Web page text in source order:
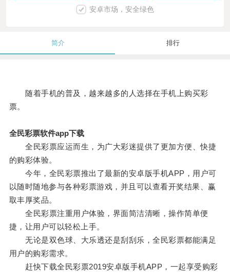
安卓市场，安全绿色
简介 排行
随着手机的普及，越来越多的人选择在手机上购买彩
票。
全民彩票软件app下载
全民彩票应运而生，为广大彩迷提供了更加方便、快捷
的购彩体验。
今年，全民彩票推出了最新的安卓版手机APP，用户可
以随时随地参与各种彩票游戏，并且可以查看开奖结果、赢
取丰厚奖品。
全民彩票注重用户体验，界面简洁清晰，操作简单便
捷，让用户可以轻松上手。
无论是双色球、大乐透还是刮刮乐，全民彩票都能满足
用户的购彩需求。
赶快下载全民彩票2019安卓版手机APP，一起享受购彩